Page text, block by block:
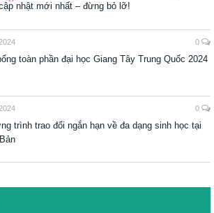
nhật mới nhất – đừng bỏ lỡ!
0
toàn phần đại học Giang Tây Trung Quốc 2024
0
trình trao đổi ngắn hạn về đa dạng sinh học tại